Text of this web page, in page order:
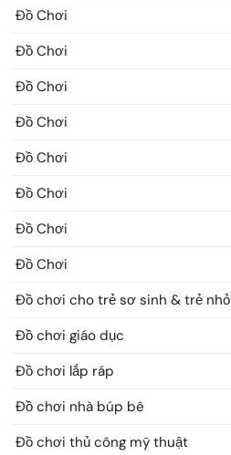
Đồ Chơi
Đồ Chơi
Đồ Chơi
Đồ Chơi
Đồ Chơi
Đồ Chơi
Đồ Chơi
Đồ Chơi
Đồ chơi cho trẻ sơ sinh & trẻ nhỏ
Đồ chơi giáo dục
Đồ chơi lắp ráp
Đồ chơi nhà búp bê
Đồ chơi thủ công mỹ thuật